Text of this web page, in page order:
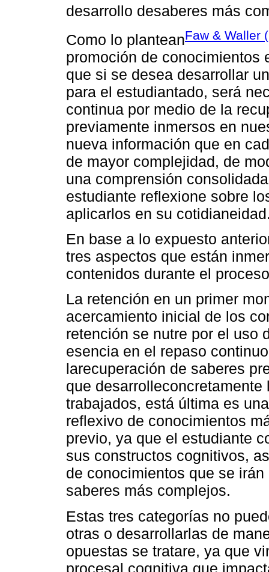
desarrollo desaberes más
Como lo planteanFaw & Waller
promoción de conocimientos
que si se desea desarrollar
para el estudiantado, será
continua por medio de la
previamente inmersos en
nueva información que en
de mayor complejidad, de
una comprensión
estudiante reflexione sobre
aplicarlos en su
En base a lo expuesto
tres aspectos que están
contenidos durante el
La retención en un primer
acercamiento inicial de los
retención se nutre por el uso
esencia en el repaso
larecuperación de saberes
que
trabajados, está última es
reflexivo de conocimientos
previo, ya que el estudiante
sus constructos cognitivos,
de conocimientos que se
saberes más complejos.
Estas tres categorías no
otras o desarrollarlas de
opuestas se tratare, ya que
procesal cognitiva que